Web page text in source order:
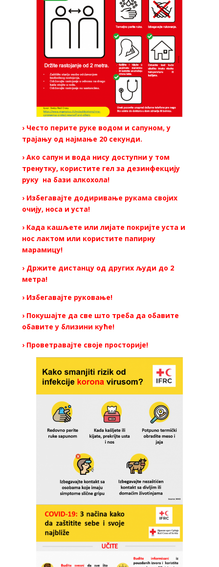
› Често перите руке водом и сапуном, у
трајању од најмање 20 секунди.
› Ако сапун и вода нису доступни у том
тренутку, користите гел за дезинфекцију
руку на бази алкохола!
› Избегавајте додиривање рукама својих
очију, носа и уста!
› Када кашљете или лијате покријте уста и
нос лактом или користите папирну
марамицу!
› Држите дистанцу од других људи до 2
метра!
› Избегавајте руковање!
› Покушајте да све што треба да обавите
обавите у близини куће!
› Проветравајте своје просторије!